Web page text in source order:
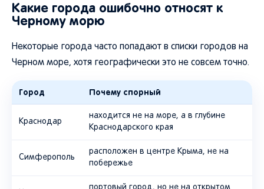
Какие города ошибочно относят к
Черному морю
Некоторые города часто попадают в списки городов на
Черном море, хотя географически это не совсем точно.
Город Почему спорный
Краснодар
находится не на море, а в глубине
Краснодарского края
Симферополь
расположен в центре Крыма, не на
побережье